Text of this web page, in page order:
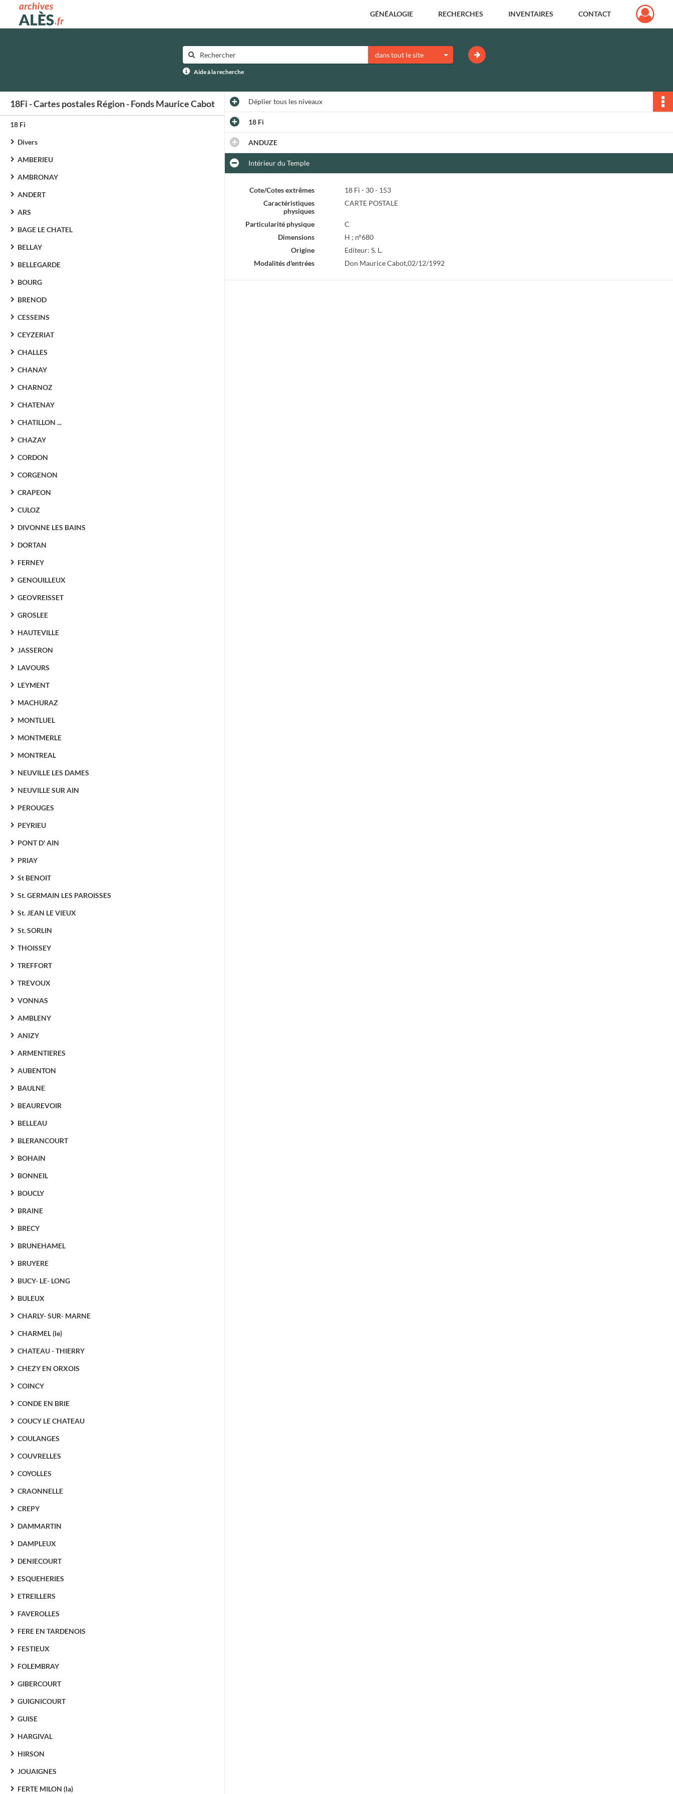
Archives municipales d'Alès GÉNÉALOGIE RECHERCHES INVENTAIRES CONTACT
dans tout le site
Aide à la recherche
18Fi - Cartes postales Région - Fonds Maurice Cabot
18 Fi
Divers
AMBERIEU
AMBRONAY
ANDERT
ARS
BAGE LE CHATEL
BELLAY
BELLEGARDE
BOURG
BRENOD
CESSEINS
CEYZERIAT
CHALLES
CHANAY
CHARNOZ
CHATENAY
CHATILLON ...
CHAZAY
CORDON
CORGENON
CRAPEON
CULOZ
DIVONNE LES BAINS
DORTAN
FERNEY
GENOUILLEUX
GEOVREISSET
GROSLEE
HAUTEVILLE
JASSERON
LAVOURS
LEYMENT
MACHURAZ
MONTLUEL
MONTMERLE
MONTREAL
NEUVILLE LES DAMES
NEUVILLE SUR AIN
PEROUGES
PEYRIEU
PONT D' AIN
PRIAY
St BENOIT
St. GERMAIN LES PAROISSES
St. JEAN LE VIEUX
St. SORLIN
THOISSEY
TREFFORT
TREVOUX
VONNAS
AMBLENY
ANIZY
ARMENTIERES
AUBENTON
BAULNE
BEAUREVOIR
BELLEAU
BLERANCOURT
BOHAIN
BONNEIL
BOUCLY
BRAINE
BRECY
BRUNEHAMEL
BRUYERE
BUCY- LE- LONG
BULEUX
CHARLY- SUR- MARNE
CHARMEL (le)
CHATEAU - THIERRY
CHEZY EN ORXOIS
COINCY
CONDE EN BRIE
COUCY LE CHATEAU
COULANGES
COUVRELLES
COYOLLES
CRAONNELLE
CREPY
DAMMARTIN
DAMPLEUX
DENIECOURT
ESQUEHERIES
ETREILLERS
FAVEROLLES
FERE EN TARDENOIS
FESTIEUX
FOLEMBRAY
GIBERCOURT
GUIGNICOURT
GUISE
HARGIVAL
HIRSON
JOUAIGNES
FERTE MILON (la)
Dépliertous les niveaux
18 Fi
ANDUZE
Intérieur du Temple
Cote/Cotes extrêmes
18 Fi - 30 - 153
Caractéristiques
physiques
CARTE POSTALE
Particularité physique
C
Dimensions
H ; n°680
Origine
Editeur: S. L.
Modalités d'entrées
Don Maurice Cabot,02/12/1992